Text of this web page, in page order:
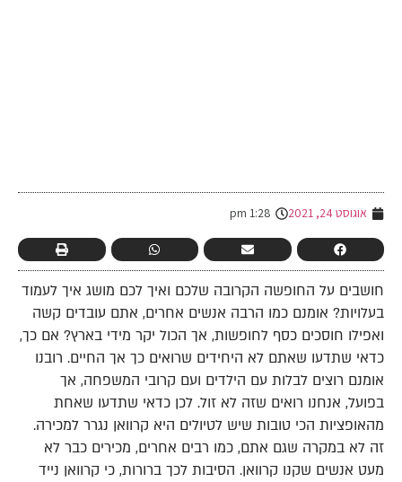
אוגוסט 24, 2021 1:28 pm
חושבים על החופשה הקרובה שלכם ואיך לכם מושג איך לעמוד
בעלויות? אומנם כמו הרבה אנשים אחרים, אתם עובדים קשה
ואפילו חוסכים כסף לחופשות, אך הכול יקר מידי בארץ? אם כך,
כדאי שתדעו שאתם לא היחידים שרואים כך אך החיים. רובנו
אומנם רוצים לבלות עם הילדים ועם קרובי המשפחה, אך
בפועל, אנחנו רואים שזה לא זול. לכן כדאי שתדעו שאחת
מהאופציות הכי טובות שיש לטיולים היא קרוואן נגרר למכירה.
זה לא במקרה שגם אתם, כמו רבים אחרים, מכירים כבר לא
מעט אנשים שקנו קרוואן. הסיבות לכך ברורות, כי קרוואן נייד